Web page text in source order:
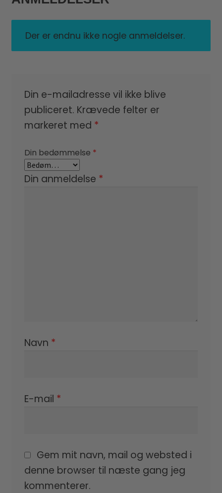
Der er endnu ikke nogle anmeldelser.
Din e-mailadresse vil ikke blive
publiceret. Krævede felter er
markeret med *
Din bedømmelse *
Din anmeldelse *
Navn *
E-mail *
Gem mit navn, mail og websted i
denne browser til næste gang jeg
kommenterer.